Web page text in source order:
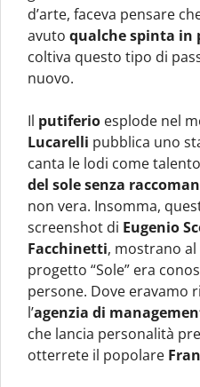
d’arte, faceva pensare
avuto qualche spinta in
coltiva questo tipo di
nuovo.
Il putiferio esplode nel
Lucarelli pubblica uno
canta le lodi come
del sole senza
non vera. Insomma,
screenshot di Eugenio
Facchinetti, mostrano
progetto “Sole” era
persone. Dove eravamo
l’agenzia di
che lancia personalità
otterrete il popolare